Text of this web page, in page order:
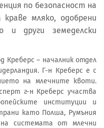
по безопасност на
мляко, одобрени
и други земеделски
Креберс – началник отдел
Г-н Креберс е с
на млечните квоти.
г-н Креберс участва
институции и
като Полша, Румъния
системата от млечни